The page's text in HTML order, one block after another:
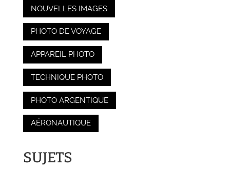
NOUVELLES IMAGES
PHOTO DE VOYAGE
APPAREIL PHOTO
TECHNIQUE PHOTO
PHOTO ARGENTIQUE
AÉRONAUTIQUE
SUJETS